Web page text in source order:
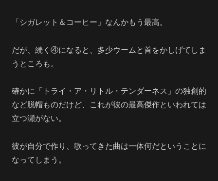
「シガレット＆コーヒー」なんかもう最高。
だが、続く④になると、多少ウームと首をかしげてしま
うところも。
確かに「トライ・ア・リトル・テンダーネス」の独創的
など脱帽ものだけど、これが彼の最高傑作といわれては
立つ瀬がない。
彼が自分で作り、歌ってきた曲は一体何だということに
なってしまう。